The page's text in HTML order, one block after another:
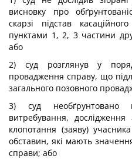
висновку про
скарзі підстав
пунктами 1, 2, 3 частини
або
2) суд розглянув у
провадження справу, що
загального позовного
3) суд необґрунтовано
витребування,
клопотання (заяву)
обставин, які мають
справи; або